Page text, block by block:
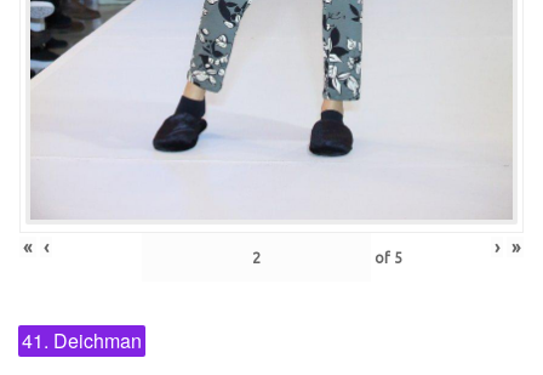
« ‹ of 5 › »
41. Deichman